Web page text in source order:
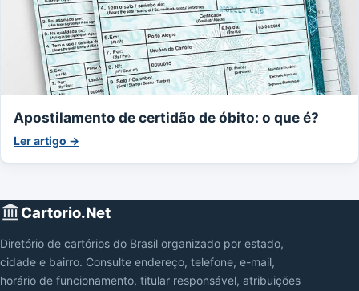
Apostilamento de certidão de óbito: o que é?
Ler artigo →
Cartorio.Net
Diretório de cartórios do Brasil organizado por estado,
cidade e bairro. Consulte endereço, telefone, e-mail,
horário de funcionamento, titular responsável, atribuições